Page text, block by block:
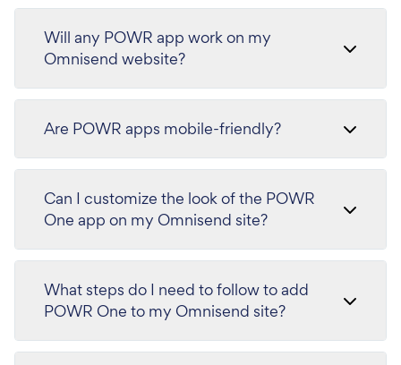
Will any POWR app work on my
Omnisend website?
Are POWR apps mobile-friendly?
Can I customize the look of the POWR
One app on my Omnisend site?
What steps do I need to follow to add
POWR One to my Omnisend site?